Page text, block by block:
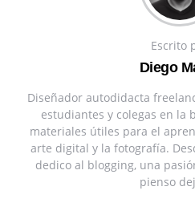
Escrito
Diego
Diseñador autodidacta
estudiantes y colegas en la
materiales útiles para el
arte digital y la fotografía.
dedico al blogging, una
pienso